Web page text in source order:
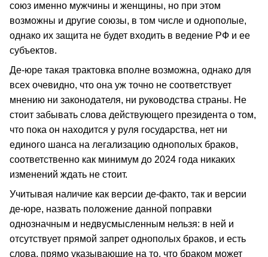
союз именно мужчины и женщины, но при этом
возможны и другие союзы, в том числе и однополые,
однако их защита не будет входить в ведение РФ и ее
субъектов.
Де-юре такая трактовка вполне возможна, однако для
всех очевидно, что она уж точно не соответствует
мнению ни законодателя, ни руководства страны. Не
стоит забывать слова действующего президента о том,
что пока он находится у руля государства, нет ни
единого шанса на легализацию однополых браков,
соответственно как минимум до 2024 года никаких
изменений ждать не стоит.
Учитывая наличие как версии де-факто, так и версии
де-юре, назвать положение данной поправки
однозначным и недвусмысленным нельзя: в ней и
отсутствует прямой запрет однополых браков, и есть
слова, прямо указывающие на то, что браком может